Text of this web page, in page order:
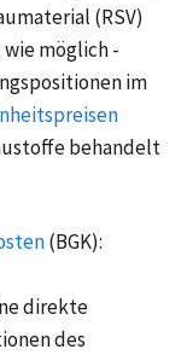
(RSV)
möglich -
im
behandelt
(BGK):
direkte
des